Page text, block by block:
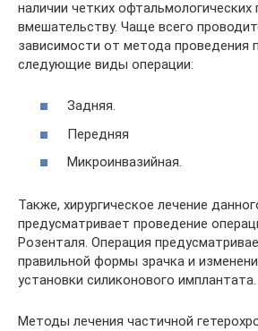
наличии четких офтальмологических
вмешательству. Чаще всего
зависимости от метода проведения
следующие виды операции:
Задняя.
Передняя
Микроинвазийная.
Также, хирургическое лечение
предусматривает проведение
Розенталя. Операция
правильной формы зрачка и
установки силиконового имплантата.
Методы лечения частичной